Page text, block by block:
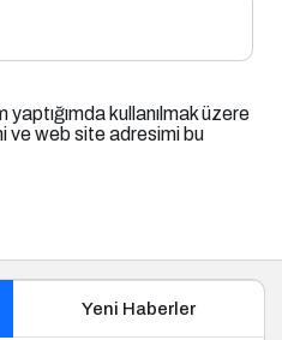
kullanılmak üzere
ve web site adresimi bu
Yeni Haberler